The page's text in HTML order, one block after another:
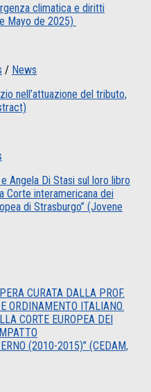
climatica e diritti
Mayo de 2025)
/ News
nell’attuazione del tributo,
Angela Di Stasi sul loro libro
Corte interamericana dei
di Strasburgo” (Jovene
CURATA DALLA PROF.
ORDINAMENTO ITALIANO.
CORTE EUROPEA DEI
(2010-2015)” (CEDAM,